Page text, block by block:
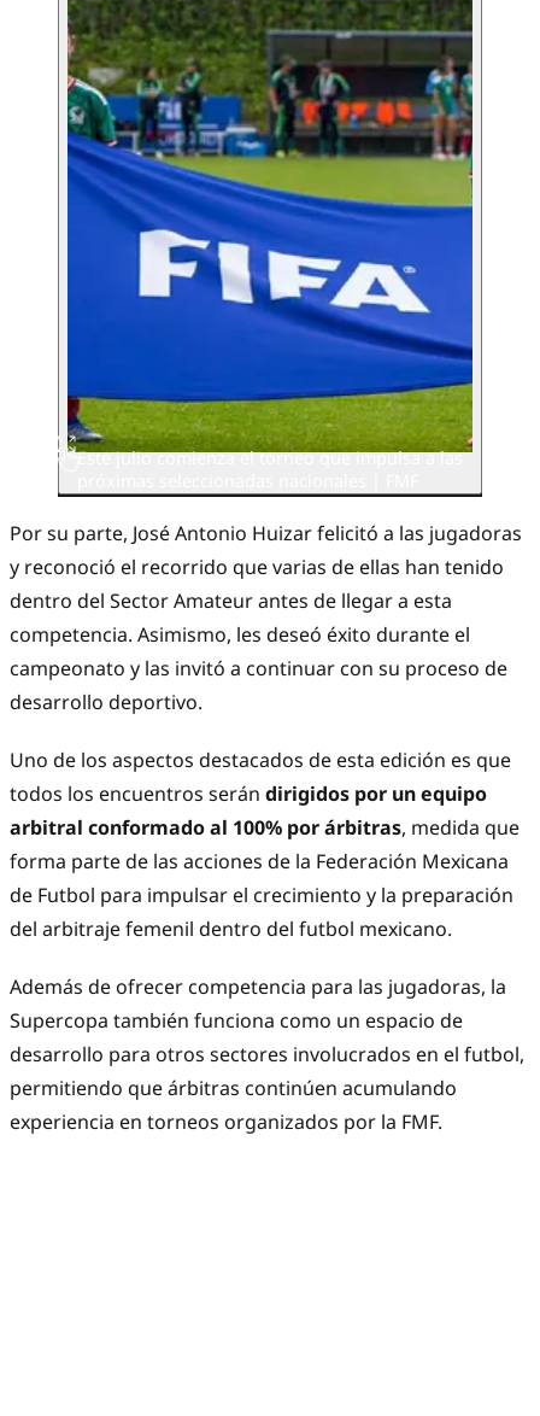
Este julio comienza el torneo que impulsa a las
Por su parte, José Antonio Huizar felicitó a las jugadoras
y reconoció el recorrido que varias de ellas han tenido
dentro del Sector Amateur antes de llegar a esta
competencia. Asimismo, les deseó éxito durante el
campeonato y las invitó a continuar con su proceso de
desarrollo deportivo.
Uno de los aspectos destacados de esta edición es que
todos los encuentros serán dirigidos por un equipo
arbitral conformado al 100% por árbitras, medida que
forma parte de las acciones de la Federación Mexicana
de Futbol para impulsar el crecimiento y la preparación
del arbitraje femenil dentro del futbol mexicano.
Además de ofrecer competencia para las jugadoras, la
Supercopa también funciona como un espacio de
desarrollo para otros sectores involucrados en el futbol,
permitiendo que árbitras continúen acumulando
experiencia en torneos organizados por la FMF.